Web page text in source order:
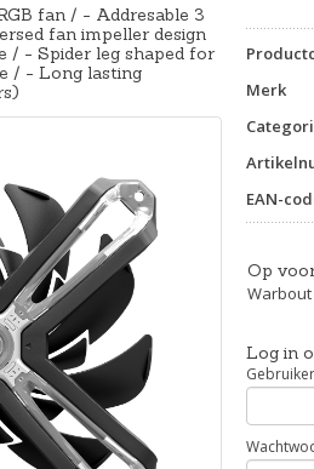
fan / - Addresable 3
fan impeller design
/ - Spider leg shaped for
/ - Long lasting
Merk
EAN-
Op
Log in